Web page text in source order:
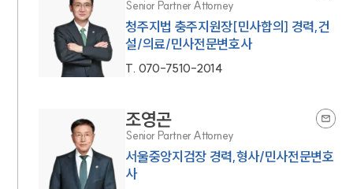
Senior Partner Attorney
청주지법 충주지원장[민사합의] 경력,건
설/의료/민사전문변호사
T. 070-7510-2014
조영곤
Senior Partner Attorney
서울중앙지검장 경력,형사/민사전문변호
사